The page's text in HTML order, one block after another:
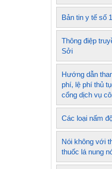
Bản tin y tế số
Thông điệp
Sởi
Hướng dẫn
phí, lệ phí thủ
cổng dịch vụ
Các loại nấm
Nói không với
thuốc lá nung